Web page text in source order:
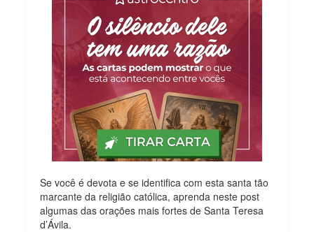
Se você é devota e se identifica com esta santa tão
marcante da religião católica, aprenda neste post
algumas das orações mais fortes de Santa Teresa
d’Ávila.